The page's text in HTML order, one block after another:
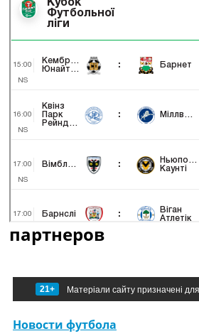
партнеров
21+ Матеріали сайту призначені
Новости футбола